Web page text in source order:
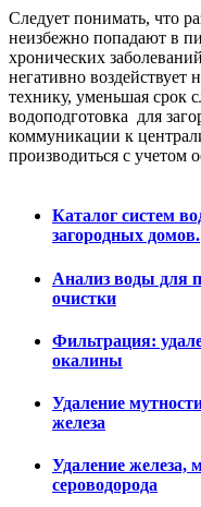
Cледует понимать, что
неизбежно попадают в
хронических
негативно
технику, уменьшая срок
водоподготовка для
коммуникации к
производиться с
Каталог систем
загородных домов.
Анализ воды для
очистки
Фильтрация:
окалины
Удаление
железа
Удаление железа,
сероводорода